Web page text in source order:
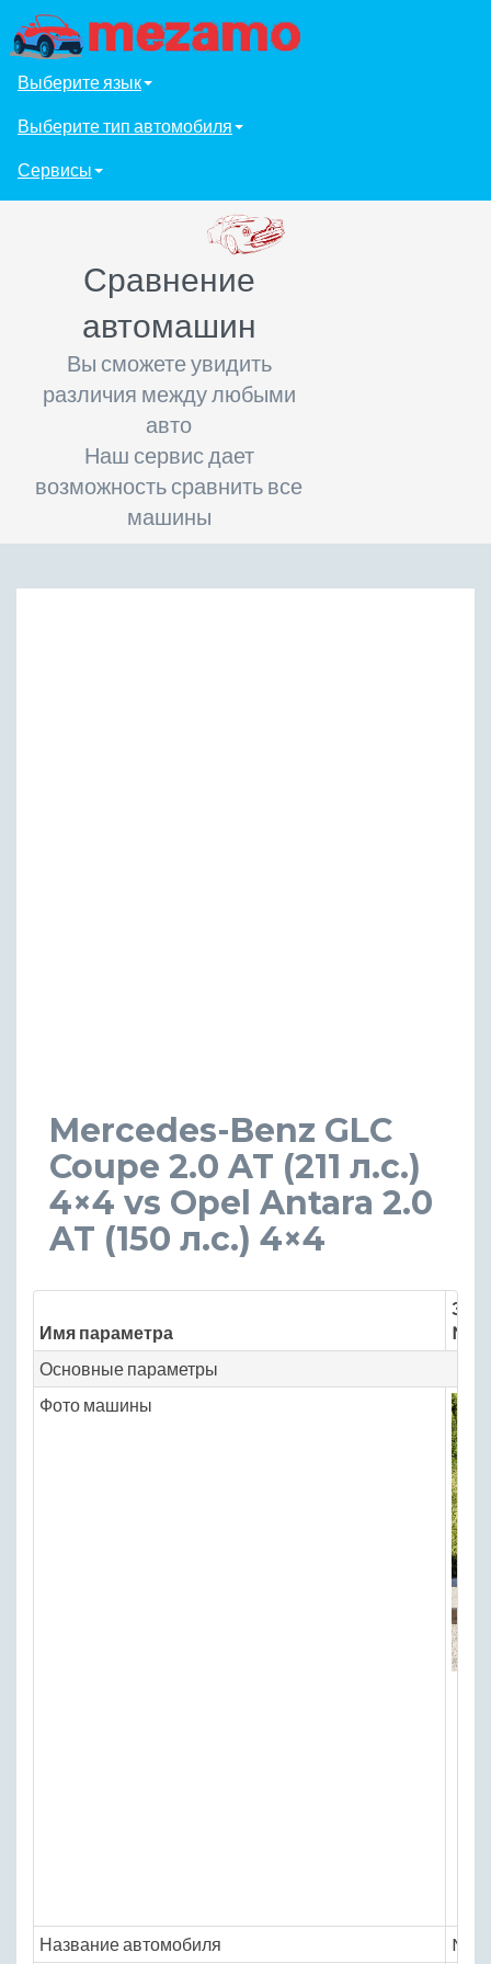
Выберите язык
Выберите тип автомобиля
Сервисы
Сравнение
автомашин
Вы сможете увидить
различия между любыми
авто
Наш сервис дает
возможность сравнить все
машины
Mercedes-Benz GLC
Coupe 2.0 AT (211 л.с.)
4×4 vs Opel Antara 2.0
AT (150 л.с.) 4×4
Имя параметра
Основные параметры
Фото машины
Название автомобиля